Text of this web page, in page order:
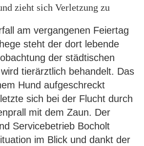
zieht sich Verletzung zu
am vergangenen Feiertag
steht der dort lebende
der städtischen
tierärztlich behandelt. Das
Hund aufgeschreckt
sich bei der Flucht durch
mit dem Zaun. Der
Servicebetrieb Bocholt
im Blick und dankt der